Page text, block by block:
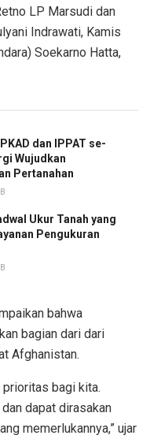
LP Marsudi dan
Indrawati, Kamis
Soekarno Hatta,
dan IPPAT se-
Wujudkan
Pertanahan
Ukur Tanah yang
Pengukuran
bahwa
bagian dari dari
Afghanistan.
prioritas bagi kita.
dapat dirasakan
memerlukannya,” ujar